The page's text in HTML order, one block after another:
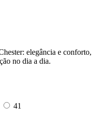
elegância e conforto,
no dia a dia.
41